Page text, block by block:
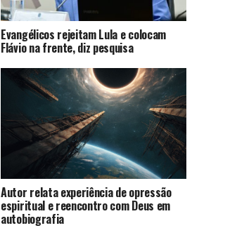
Evangélicos rejeitam Lula e colocam
Flávio na frente, diz pesquisa
Autor relata experiência de opressão
espiritual e reencontro com Deus em
autobiografia